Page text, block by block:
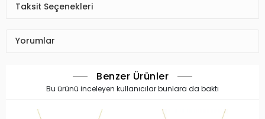
Taksit Seçenekleri
Yorumlar
Benzer Ürünler
Bu ürünü inceleyen kullanıcılar bunlara da baktı